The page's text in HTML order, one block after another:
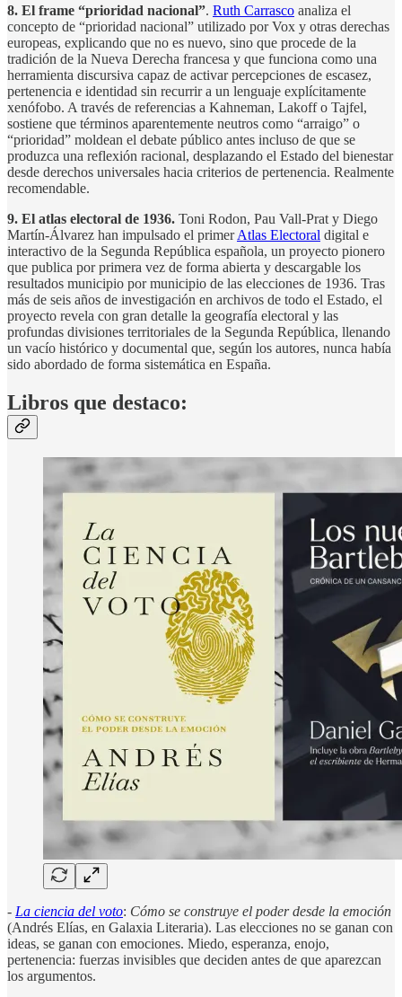
8. El frame “prioridad nacional”. Ruth Carrasco analiza el
concepto de “prioridad nacional” utilizado por Vox y otras derechas
europeas, explicando que no es nuevo, sino que procede de la
tradición de la Nueva Derecha francesa y que funciona como una
herramienta discursiva capaz de activar percepciones de escasez,
pertenencia e identidad sin recurrir a un lenguaje explícitamente
xenófobo. A través de referencias a Kahneman, Lakoff o Tajfel,
sostiene que términos aparentemente neutros como “arraigo” o
“prioridad” moldean el debate público antes incluso de que se
produzca una reflexión racional, desplazando el Estado del bienestar
desde derechos universales hacia criterios de pertenencia. Realmente
recomendable.
9. El atlas electoral de 1936. Toni Rodon, Pau Vall-Prat y Diego
Martín-Álvarez han impulsado el primerAtlas Electoral digital e
interactivo de la Segunda República española, un proyecto pionero
que publica por primera vez de forma abierta y descargable los
resultados municipio por municipio de las elecciones de 1936. Tras
más de seis años de investigación en archivos de todo el Estado, el
proyecto revela con gran detalle la geografía electoral y las
profundas divisiones territoriales de la Segunda República, llenando
un vacío histórico y documental que, según los autores, nunca había
sido abordado de forma sistemática en España.
Libros que destaco:
- La ciencia del voto: Cómo se construye el poder desde la emoción
(Andrés Elías, en Galaxia Literaria). Las elecciones no se ganan con
ideas, se ganan con emociones. Miedo, esperanza, enojo,
pertenencia: fuerzas invisibles que deciden antes de que aparezcan
los argumentos.